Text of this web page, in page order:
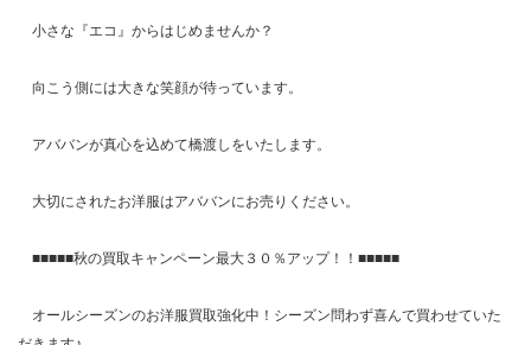
小さな『エコ』からはじめませんか？
向こう側には大きな笑顔が待っています。
アババンが真心を込めて橋渡しをいたします。
大切にされたお洋服はアババンにお売りください。
■■■■■秋の買取キャンペーン最大３０％アップ！！■■■■■
オールシーズンのお洋服買取強化中！シーズン問わず喜んで買わせていた